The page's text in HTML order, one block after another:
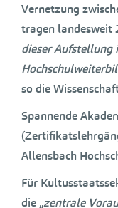
Vernetzung
tragen landesweit
dieser Aufstellung
so die
Spannende
Allensbach
Für
die „zentrale